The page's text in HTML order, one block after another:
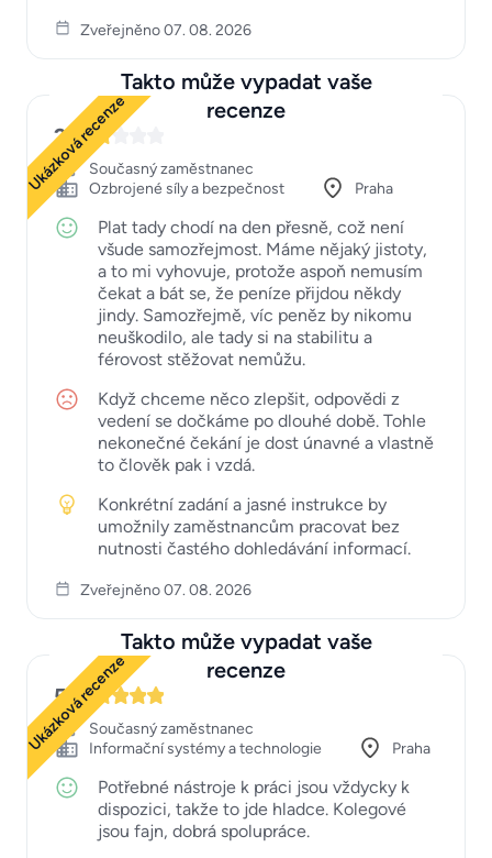
Zveřejněno 07. 08. 2026
Takto může vypadat vaše
recenze
Ukázková recenze
2
Současný zaměstnanec
Ozbrojené síly a bezpečnost
Praha
Plat tady chodí na den přesně, což není
všude samozřejmost. Máme nějaký jistoty,
a to mi vyhovuje, protože aspoň nemusím
čekat a bát se, že peníze přijdou někdy
jindy. Samozřejmě, víc peněz by nikomu
neuškodilo, ale tady si na stabilitu a
férovost stěžovat nemůžu.
Když chceme něco zlepšit, odpovědi z
vedení se dočkáme po dlouhé době. Tohle
nekonečné čekání je dost únavné a vlastně
to člověk pak i vzdá.
Konkrétní zadání a jasné instrukce by
umožnily zaměstnancům pracovat bez
nutnosti častého dohledávání informací.
Zveřejněno 07. 08. 2026
Takto může vypadat vaše
recenze
Ukázková recenze
5
Současný zaměstnanec
Informační systémy a technologie
Praha
Potřebné nástroje k práci jsou vždycky k
dispozici, takže to jde hladce. Kolegové
jsou fajn, dobrá spolupráce.